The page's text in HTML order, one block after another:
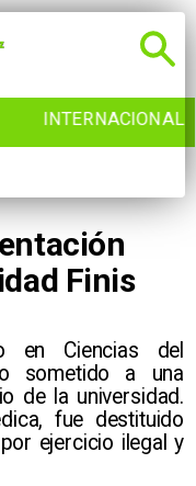
INTERNACIONAL
Finis
en Ciencias del
sometido a una
de la universidad.
fue destituido
ejercicio ilegal y